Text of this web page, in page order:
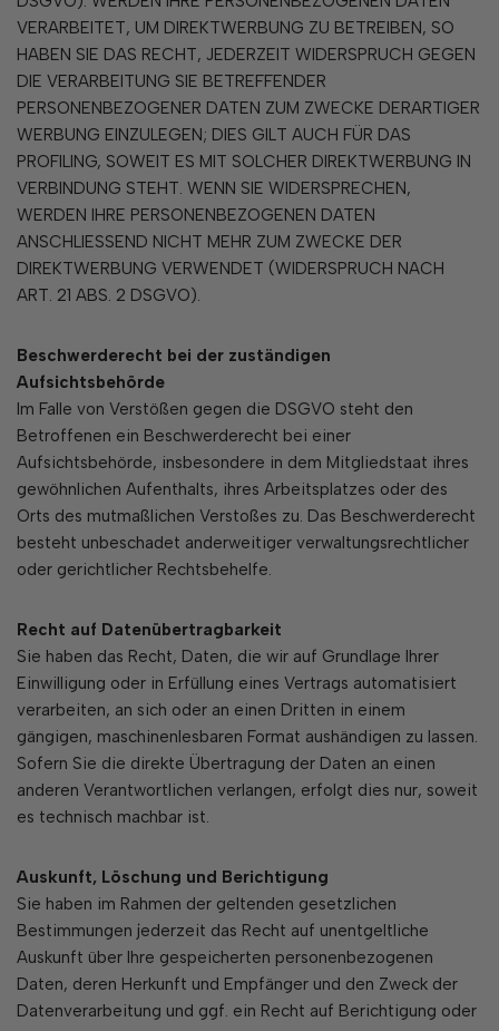
VERARBEITET, UM DIREKTWERBUNG ZU BETREIBEN, SO
HABEN SIE DAS RECHT, JEDERZEIT WIDERSPRUCH GEGEN
DIE VERARBEITUNG SIE BETREFFENDER
PERSONENBEZOGENER DATEN ZUM ZWECKE DERARTIGER
WERBUNG EINZULEGEN; DIES GILT AUCH FÜR DAS
PROFILING, SOWEIT ES MIT SOLCHER DIREKTWERBUNG IN
VERBINDUNG STEHT. WENN SIE WIDERSPRECHEN,
WERDEN IHRE PERSONENBEZOGENEN DATEN
ANSCHLIESSEND NICHT MEHR ZUM ZWECKE DER
DIREKTWERBUNG VERWENDET (WIDERSPRUCH NACH
ART. 21 ABS. 2 DSGVO).
Beschwerderecht bei der zuständigen
Aufsichtsbehörde
Im Falle von Verstößen gegen die DSGVO steht den
Betroffenen ein Beschwerderecht bei einer
Aufsichtsbehörde, insbesondere in dem Mitgliedstaat ihres
gewöhnlichen Aufenthalts, ihres Arbeitsplatzes oder des
Orts des mutmaßlichen Verstoßes zu. Das Beschwerderecht
besteht unbeschadet anderweitiger verwaltungsrechtlicher
oder gerichtlicher Rechtsbehelfe.
Recht auf Datenübertragbarkeit
Sie haben das Recht, Daten, die wir auf Grundlage Ihrer
Einwilligung oder in Erfüllung eines Vertrags automatisiert
verarbeiten, an sich oder an einen Dritten in einem
gängigen, maschinenlesbaren Format aushändigen zu lassen.
Sofern Sie die direkte Übertragung der Daten an einen
anderen Verantwortlichen verlangen, erfolgt dies nur, soweit
es technisch machbar ist.
Auskunft, Löschung und Berichtigung
Sie haben im Rahmen der geltenden gesetzlichen
Bestimmungen jederzeit das Recht auf unentgeltliche
Auskunft über Ihre gespeicherten personenbezogenen
Daten, deren Herkunft und Empfänger und den Zweck der
Datenverarbeitung und ggf. ein Recht auf Berichtigung oder